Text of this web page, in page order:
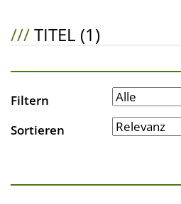
///TITEL (1)
Filtern
Sortieren